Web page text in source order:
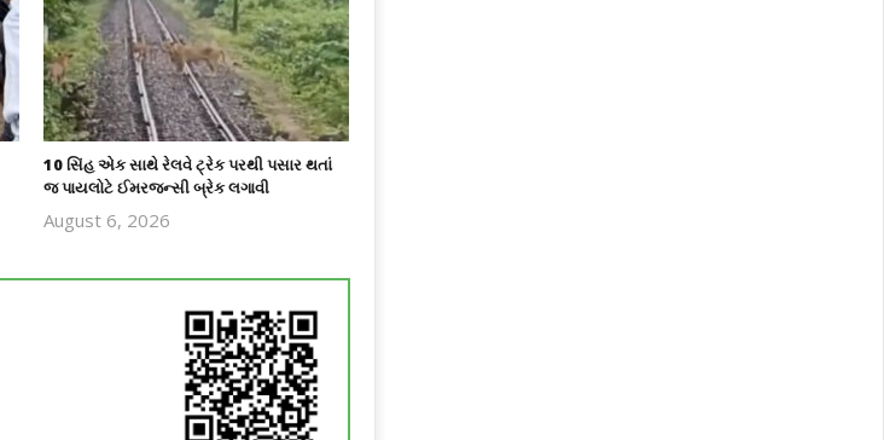
10 સિંહ એક સાથે રેલવે ટ્રેક પરથી પસાર થતાં
જ પાયલોટે ઈમરજન્સી બ્રેક લગાવી
August 6, 2026